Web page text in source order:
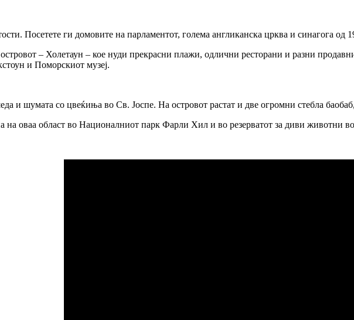
Посетете ги домовите на парламентот, голема англиканска црква и синагога од
островот – Холетаун – кое нуди прекрасни плажи, одлични ресторани и разни
и Поморскиот музеј.
и шумата со цвеќиња во Св. Јоспе. На островот растат и две огромни стебла
на оваа област во Националниот парк Фарли Хил и во резерватот за диви животни